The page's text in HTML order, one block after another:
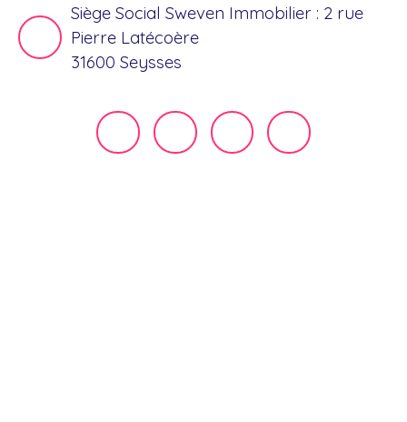
Siège Social Sweven Immobilier : 2 rue
Pierre Latécoère
31600 Seysses